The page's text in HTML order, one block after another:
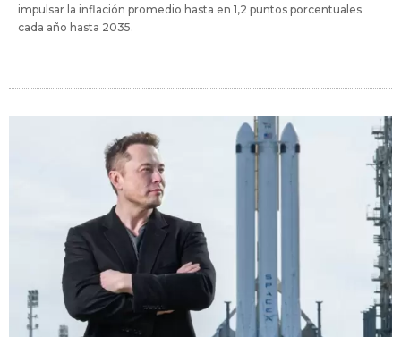
impulsar la inflación promedio hasta en 1,2 puntos porcentuales
cada año hasta 2035.